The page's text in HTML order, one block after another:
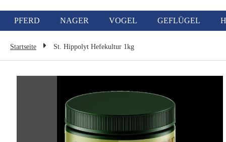
PFERD NAGER VOGEL GEFLÜGEL
Startseite St. Hippolyt Hefekultur 1kg